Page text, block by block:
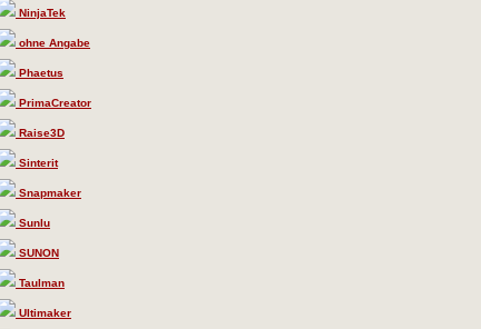
NinjaTek
ohne Angabe
Phaetus
PrimaCreator
Raise3D
Sinterit
Snapmaker
Sunlu
SUNON
Taulman
Ultimaker